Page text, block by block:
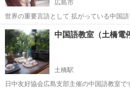
広島市
世界の重要言語として 拡がっている中国語ですが やはり
そう🔥 文法も難しそう🔥 など 新しいチャレンジには 不安が付きもの
ですよね🤲 そう言う方々に ご提案が御座います❗️ 語学の習得に 凄く大
切な...
広島 広島市 中国語 レッスン
中国語教室（土橋電
土橋駅
日中友好協会広島支部主催の中国語教室で